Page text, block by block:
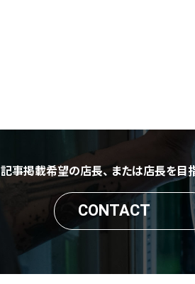
記事掲載希望の店長、 または店長を目
CONTACT